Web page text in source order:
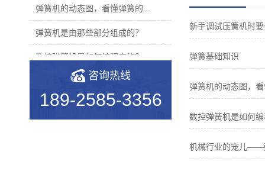
弹簧机的动态图，看懂弹簧的...
弹簧机是由那些部分组成的？
数控弹簧机是如何编程序的？
2019年度无凸轮弹簧机十大品...
机械行业的宠儿——弹簧机
咨询热线
189-2585-3356
新手调试压簧机时
弹簧基础知识
弹簧机的动态图，
数控弹簧机是如何
机械行业的宠儿——